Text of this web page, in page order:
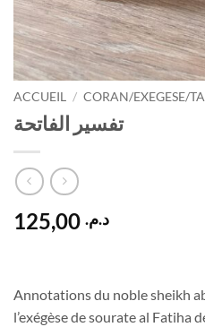
ACCUEIL / CORAN/EXEGESE/
تفسير الفاتحة
د.م.
Annotations du noble sheikh
l’exégèse de sourate al Fatiha